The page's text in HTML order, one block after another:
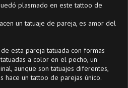
plasmado en este tattoo de
un tatuaje de pareja, es amor del
esta pareja tatuada con formas
a color en el pecho, un
aunque son tatuajes diferentes,
hace un tattoo de parejas único.